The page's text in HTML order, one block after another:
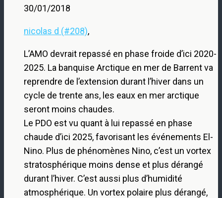
30/01/2018
nicolas d (#208),
L’AMO devrait repassé en phase froide d’ici 2020-
2025. La banquise Arctique en mer de Barrent va
reprendre de l’extension durant l’hiver dans un
cycle de trente ans, les eaux en mer arctique
seront moins chaudes.
Le PDO est vu quant à lui repassé en phase
chaude d’ici 2025, favorisant les événements El-
Nino. Plus de phénomènes Nino, c’est un vortex
stratosphérique moins dense et plus dérangé
durant l’hiver. C’est aussi plus d’humidité
atmosphérique. Un vortex polaire plus dérangé,